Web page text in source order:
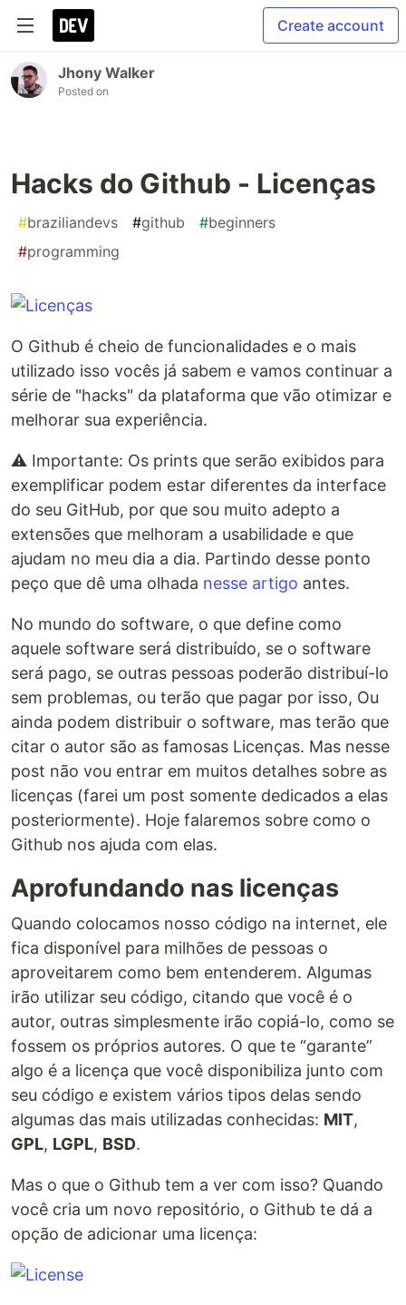
Create account
Jhony Walker
Posted on
Hacks do Github - Licenças
#braziliandevs #github #beginners
#programming
O Github é cheio de funcionalidades e o mais
utilizado isso vocês já sabem e vamos continuar a
série de "hacks" da plataforma que vão otimizar e
melhorar sua experiência.
⚠️ Importante: Os prints que serão exibidos para
exemplificar podem estar diferentes da interface
do seu GitHub, por que sou muito adepto a
extensões que melhoram a usabilidade e que
ajudam no meu dia a dia. Partindo desse ponto
peço que dê uma olhada nesse artigo antes.
No mundo do software, o que define como
aquele software será distribuído, se o software
será pago, se outras pessoas poderão distribuí-lo
sem problemas, ou terão que pagar por isso, Ou
ainda podem distribuir o software, mas terão que
citar o autor são as famosas Licenças. Mas nesse
post não vou entrar em muitos detalhes sobre as
licenças (farei um post somente dedicados a elas
posteriormente). Hoje falaremos sobre como o
Github nos ajuda com elas.
Aprofundando nas licenças
Quando colocamos nosso código na internet, ele
fica disponível para milhões de pessoas o
aproveitarem como bem entenderem. Algumas
irão utilizar seu código, citando que você é o
autor, outras simplesmente irão copiá-lo, como se
fossem os próprios autores. O que te “garante”
algo é a licença que você disponibiliza junto com
seu código e existem vários tipos delas sendo
algumas das mais utilizadas conhecidas: MIT,
GPL, LGPL, BSD.
Mas o que o Github tem a ver com isso? Quando
você cria um novo repositório, o Github te dá a
opção de adicionar uma licença: